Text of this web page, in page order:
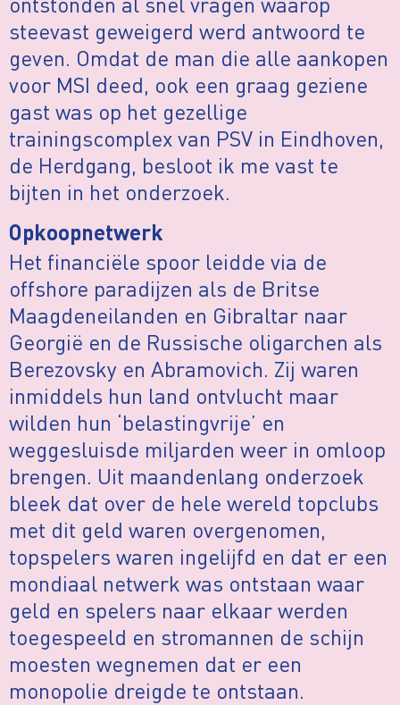
steevast geweigerd werd antwoord te
geven. Omdat de man die alle aankopen
voor MSI deed, ook een graag geziene
gast was op het gezellige
trainingscomplex van PSV in Eindhoven,
de Herdgang, besloot ik me vast te
bijten in het onderzoek.
Opkoopnetwerk
Het financiële spoor leidde via de
offshore paradijzen als de Britse
Maagdeneilanden en Gibraltar naar
Georgië en de Russische oligarchen als
Berezovsky en Abramovich. Zij waren
inmiddels hun land ontvlucht maar
wilden hun ‘belastingvrije’ en
weggesluisde miljarden weer in omloop
brengen. Uit maandenlang onderzoek
bleek dat over de hele wereld topclubs
met dit geld waren overgenomen,
topspelers waren ingelijfd en dat er een
mondiaal netwerk was ontstaan waar
geld en spelers naar elkaar werden
toegespeeld en stromannen de schijn
moesten wegnemen dat er een
monopolie dreigde te ontstaan.